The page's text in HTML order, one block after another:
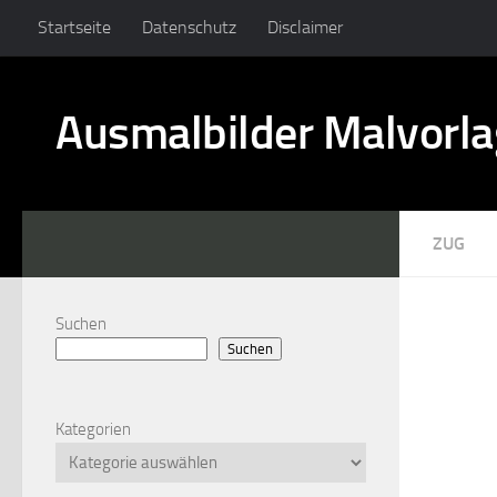
Startseite Datenschutz Disclaimer
Ausmalbilder
ZUG
Suchen
Suchen
Kategorien